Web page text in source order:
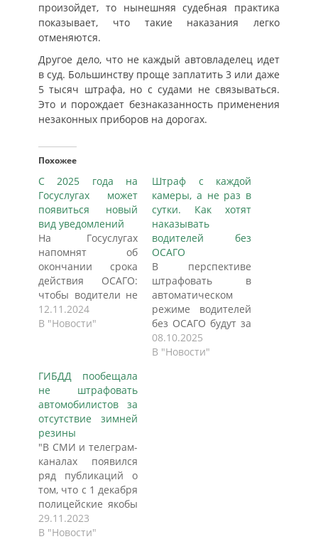
произойдет, то нынешняя судебная практика
показывает, что такие наказания легко
отменяются.
Другое дело, что не каждый автовладелец идет
в суд. Большинству проще заплатить 3 или даже
5 тысяч штрафа, но с судами не связываться.
Это и порождает безнаказанность применения
незаконных приборов на дорогах.
Похожее
С 2025 года на
Госуслугах может
появиться новый
вид уведомлений
На Госуслугах
напомнят об
окончании срока
действия ОСАГО:
чтобы водители не
забыли продлить
срок действия
портале Госуслуги
сообщает klerk.ru.
Минцифры вместе
с Национальной
страховой
информационной
системой (НСИС)
хотят, чтобы
автомобилисты
получали
уведомления на
Госуслугах, когда
12.11.2024
В "Новости"
Штраф с каждой
камеры, а не раз в
сутки. Как хотят
наказывать
водителей без
ОСАГО
В перспективе
штрафовать в
автоматическом
режиме водителей
без ОСАГО будут за
каждый проезд под
камерой, а не один
08.10.2025
В "Новости"
ГИБДД пообещала
не штрафовать
автомобилистов за
отсутствие зимней
резины
"В СМИ и телеграм-
каналах появился
ряд публикаций о
том, что с 1 декабря
полицейские якобы
будут штрафовать
всех, кто не
29.11.2023
В "Новости"